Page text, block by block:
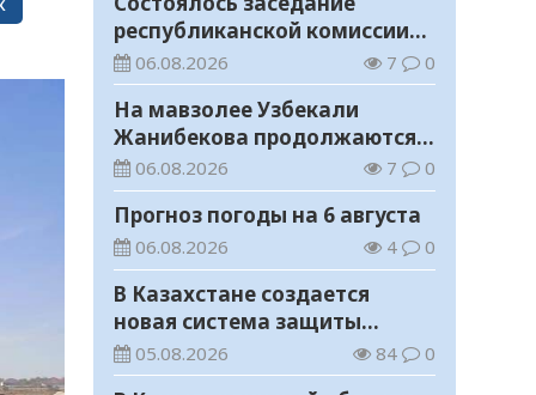
республиканской комиссии
по присуждению
образовательных грантов
06.08.2026 7 0
На мавзолее Узбекали
Жанибекова продолжаются
реставрационные работы
06.08.2026 7 0
Прогноз погоды на 6 августа
06.08.2026 4 0
В Казахстане создается
новая система защиты
средств ОСМС от
необоснованных выплат
05.08.2026 84 0